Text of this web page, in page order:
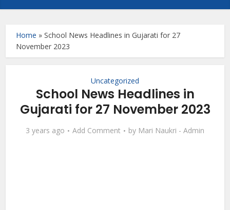
Home »School News Headlines in Gujarati for 27
November 2023
Uncategorized
School News Headlines in
Gujarati for 27 November 2023
3 years ago Add Comment by Mari Naukri - Admin